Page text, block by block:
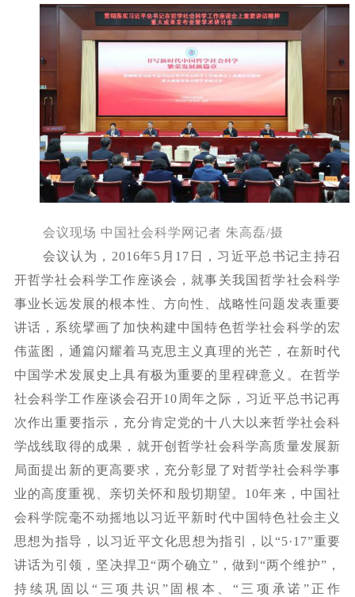
会议现场 中国社会科学网记者 朱高磊/摄
会议认为， 2016年5月17日，习近平总书记主持召
开哲学社会科学工作座谈会，就事关我国哲学社会科学
事业长远发展的根本性、方向性、战略性问题发表重要
讲话，系统擘画了加快构建中国特色哲学社会科学的宏
伟蓝图，通篇闪耀着马克思主义真理的光芒，在新时代
中国学术发展史上具有极为重要的里程碑意义。在哲学
社会科学工作座谈会召开10周年之际，习近平总书记再
次作出重要指示，充分肯定党的十八大以来哲学社会科
学战线取得的成果，就开创哲学社会科学高质量发展新
局面提出新的更高要求，充分彰显了对哲学社会科学事
业的高度重视、亲切关怀和殷切期望。10年来，中国社
会科学院毫不动摇地以习近平新时代中国特色社会主义
思想为指导，以习近平文化思想为指引，以“5·17”重要
讲话为引领，坚决捍卫“两个确立”，做到“两个维护”，
持续巩固以“三项共识”固根本、“三项承诺”正作